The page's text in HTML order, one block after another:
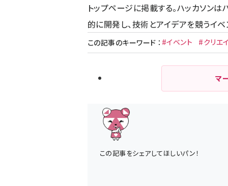
トップページに掲載する。ハッカソン
的に開発し、技術とアイデアを競うイベ
この記事のキーワード ： #イベント #クリエ
マ
この記事をシェアしてほしいパン！